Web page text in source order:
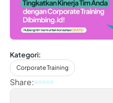
Kategori:
Corporate Training
Share: